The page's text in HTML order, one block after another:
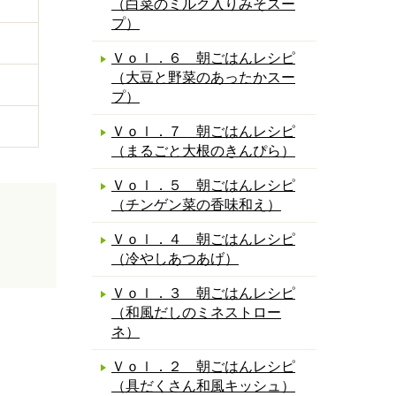
（白菜のミルク入りみそスー
プ）
Ｖｏｌ．６ 朝ごはんレシピ
（大豆と野菜のあったかスー
プ）
Ｖｏｌ．７ 朝ごはんレシピ
（まるごと大根のきんぴら）
Ｖｏｌ．５ 朝ごはんレシピ
（チンゲン菜の香味和え）
Ｖｏｌ．４ 朝ごはんレシピ
（冷やしあつあげ）
Ｖｏｌ．３ 朝ごはんレシピ
（和風だしのミネストロー
ネ）
Ｖｏｌ．２ 朝ごはんレシピ
（具だくさん和風キッシュ）